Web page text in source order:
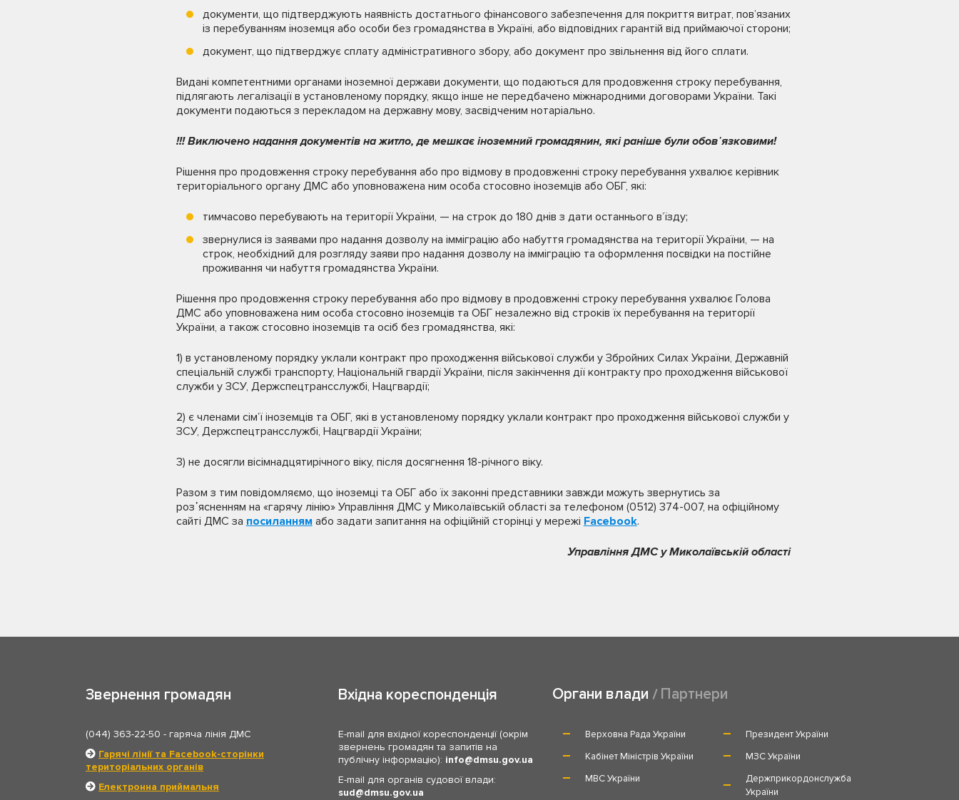
документи, що підтверджують наявність достатнього фінансового забезпечення для покриття витрат, пов’язаних
із перебуванням іноземця або особи без громадянства в Україні, або відповідних гарантій від приймаючої сторони;
документ, що підтверджує сплату адміністративного збору, або документ про звільнення від його сплати.
Видані компетентними органами іноземної держави документи, що подаються для продовження строку перебування,
підлягають легалізації в установленому порядку, якщо інше не передбачено міжнародними договорами України. Такі
документи подаються з перекладом на державну мову, засвідченим нотаріально.
!!! Виключено надання документів на житло, де мешкає іноземний громадянин, які раніше були обов᾽язковими!
Рішення про продовження строку перебування або про відмову в продовженні строку перебування ухвалює керівник
територіального органу ДМС або уповноважена ним особа стосовно іноземців або ОБГ, які:
тимчасово перебувають на території України, — на строк до 180 днів з дати останнього в’їзду;
звернулися із заявами про надання дозволу на імміграцію або набуття громадянства на території України, — на
строк, необхідний для розгляду заяви про надання дозволу на імміграцію та оформлення посвідки на постійне
проживання чи набуття громадянства України.
Рішення про продовження строку перебування або про відмову в продовженні строку перебування ухвалює Голова
ДМС або уповноважена ним особа стосовно іноземців та ОБГ незалежно від строків їх перебування на території
України, а також стосовно іноземців та осіб без громадянства, які:
1) в установленому порядку уклали контракт про проходження військової служби у Збройних Силах України, Державній
спеціальній службі транспорту, Національній гвардії України, після закінчення дії контракту про проходження військової
служби у ЗСУ, Держспецтрансслужбі, Нацгвардії;
2) є членами сім’ї іноземців та ОБГ, які в установленому порядку уклали контракт про проходження військової служби у
ЗСУ, Держспецтрансслужбі, Нацгвардії України;
3) не досягли вісімнадцятирічного віку, після досягнення 18-річного віку.
Разом з тим повідомляємо, що іноземці та ОБГ або їх законні представники завжди можуть звернутись за
роз᾽ясненням на «гарячу лінію» Управління ДМС у Миколаївській області за телефоном (0512) 374-007, на офіційному
сайті ДМС за посиланнямабо задати запитання на офіційній сторінці у мережі Facebook.
Управління ДМС у Миколаївській області
Звернення громадян
(044) 363-22-50 - гаряча лінія ДМС
Гарячі лінії та Facebook-сторінки
територіальних органів
Електронна приймальня
Вхідна кореспонденція
E-mail для вхідної кореспонденції (окрім
звернень громадян та запитів на
публічну інформацію): info
dmsu.gov.ua
E-mail для органів судової влади:
sud
dmsu.gov.ua
Органи влади Партнери
Верховна Рада України
Президент України
Кабінет Міністрів України
МЗС України
МВС України
Держприкордонслужба
України